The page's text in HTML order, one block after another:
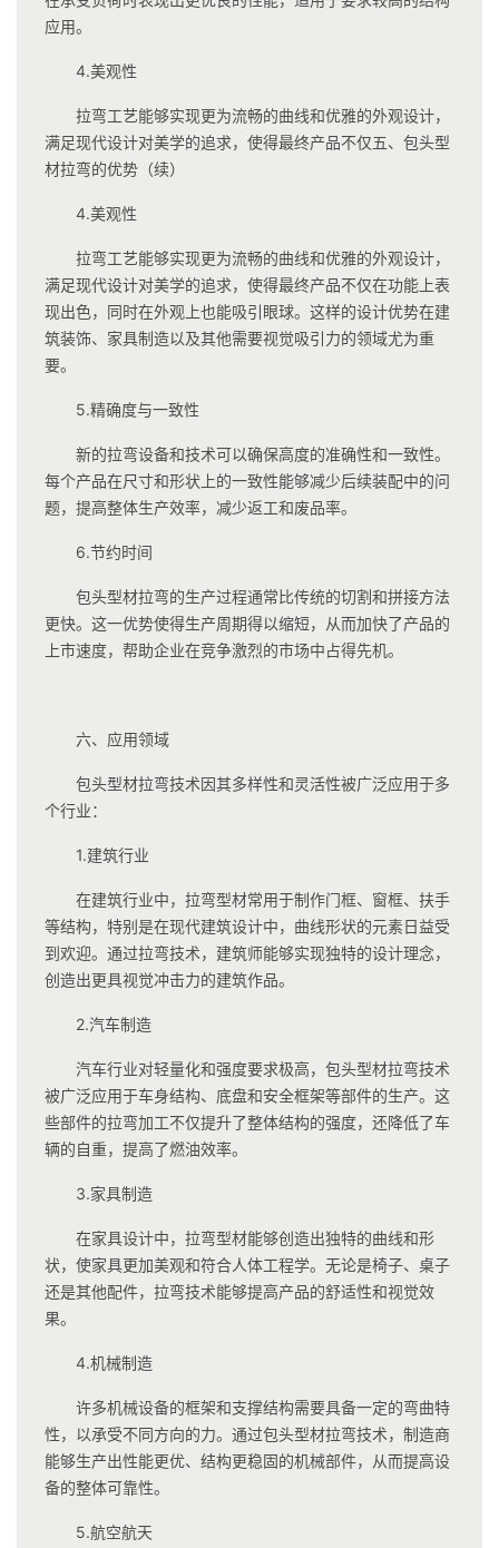
应用。
4.美观性
拉弯工艺能够实现更为流畅的曲线和优雅的外观设计，
满足现代设计对美学的追求，使得最终产品不仅五、包头型
材拉弯的优势（续）
4.美观性
拉弯工艺能够实现更为流畅的曲线和优雅的外观设计，
满足现代设计对美学的追求，使得最终产品不仅在功能上表
现出色，同时在外观上也能吸引眼球。这样的设计优势在建
筑装饰、家具制造以及其他需要视觉吸引力的领域尤为重
要。
5.精确度与一致性
新的拉弯设备和技术可以确保高度的准确性和一致性。
每个产品在尺寸和形状上的一致性能够减少后续装配中的问
题，提高整体生产效率，减少返工和废品率。
6.节约时间
包头型材拉弯的生产过程通常比传统的切割和拼接方法
更快。这一优势使得生产周期得以缩短，从而加快了产品的
上市速度，帮助企业在竞争激烈的市场中占得先机。
六、应用领域
包头型材拉弯技术因其多样性和灵活性被广泛应用于多
个行业：
1.建筑行业
在建筑行业中，拉弯型材常用于制作门框、窗框、扶手
等结构，特别是在现代建筑设计中，曲线形状的元素日益受
到欢迎。通过拉弯技术，建筑师能够实现独特的设计理念，
创造出更具视觉冲击力的建筑作品。
2.汽车制造
汽车行业对轻量化和强度要求极高，包头型材拉弯技术
被广泛应用于车身结构、底盘和安全框架等部件的生产。这
些部件的拉弯加工不仅提升了整体结构的强度，还降低了车
辆的自重，提高了燃油效率。
3.家具制造
在家具设计中，拉弯型材能够创造出独特的曲线和形
状，使家具更加美观和符合人体工程学。无论是椅子、桌子
还是其他配件，拉弯技术能够提高产品的舒适性和视觉效
果。
4.机械制造
许多机械设备的框架和支撑结构需要具备一定的弯曲特
性，以承受不同方向的力。通过包头型材拉弯技术，制造商
能够生产出性能更优、结构更稳固的机械部件，从而提高设
备的整体可靠性。
5.航空航天